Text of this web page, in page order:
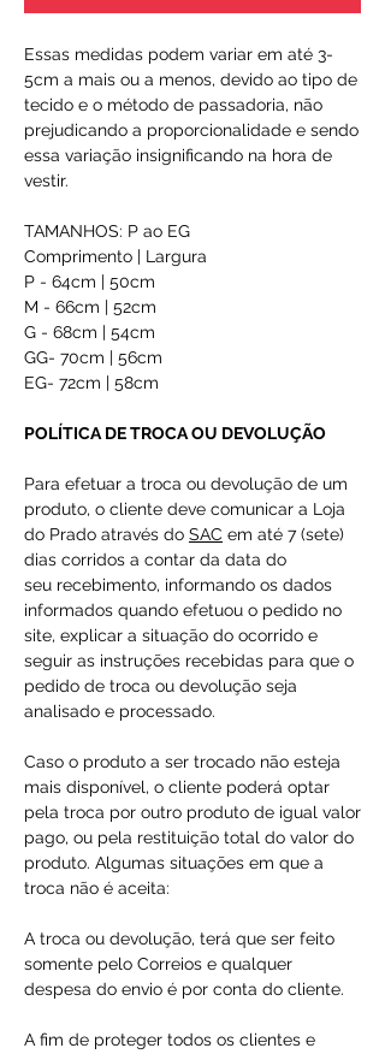
Essas medidas podem variar em até 3-
5cm a mais ou a menos, devido ao tipo de
tecido e o método de passadoria, não
prejudicando a proporcionalidade e sendo
essa variação insignificando na hora de
vestir.
TAMANHOS: P ao EG
Comprimento | Largura
P - 64cm | 50cm
M - 66cm | 52cm
G - 68cm | 54cm
GG- 70cm | 56cm
EG- 72cm | 58cm
POLÍTICA DE TROCA OU DEVOLUÇÃO
Para efetuar a troca ou devolução de um
produto, o cliente deve comunicar a Loja
do Prado através do SAC em até 7 (sete)
dias corridos a contar da data do
seu recebimento, informando os dados
informados quando efetuou o pedido no
site, explicar a situação do ocorrido e
seguir as instruções recebidas para que o
pedido de troca ou devolução seja
analisado e processado.
Caso o produto a ser trocado não esteja
mais disponível, o cliente poderá optar
pela troca por outro produto de igual valor
pago, ou pela restituição total do valor do
produto. Algumas situações em que a
troca não é aceita:
A troca ou devolução, terá que ser feito
somente pelo Correios e qualquer
despesa do envio é por conta do cliente.
A fim de proteger todos os clientes e